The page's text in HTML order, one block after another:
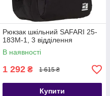
Рюкзак шкільний SAFARI 25-
183M-1, 3 відділення
В наявності
1 292 ₴ 1 615 ₴
Купити